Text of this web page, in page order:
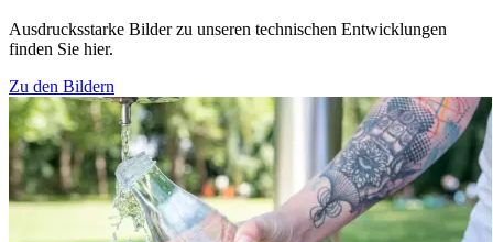
Ausdrucksstarke Bilder zu unseren technischen Entwicklungen
finden Sie hier.
Zu den Bildern